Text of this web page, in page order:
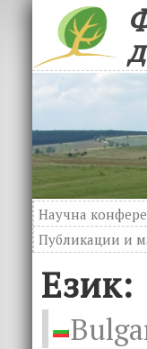
Научна
Публикации и
Език: